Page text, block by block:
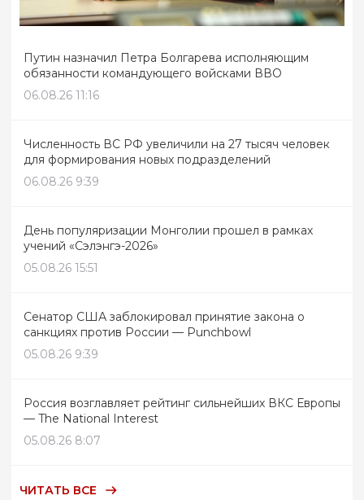
Путин назначил Петра Болгарева исполняющим
обязанности командующего войсками ВВО
06.08.26 11:16
Численность ВС РФ увеличили на 27 тысяч человек
для формирования новых подразделений
06.08.26 9:39
День популяризации Монголии прошел в рамках
учений «Сэлэнгэ-2026»
05.08.26 15:51
Сенатор США заблокировал принятие закона о
санкциях против России — Punchbowl
05.08.26 9:39
Россия возглавляет рейтинг сильнейших ВКС Европы
— The National Interest
05.08.26 8:07
ЧИТАТЬ ВСЕ